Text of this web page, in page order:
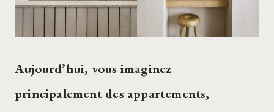
Aujourd’hui, vous imaginez
principalement des appartements,